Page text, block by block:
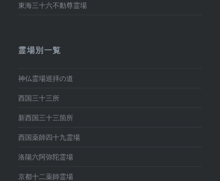
東海三十六不動尊霊場
霊場別一覧
神仏霊場巡拝の道
西国三十三所
新西国三十三箇所
西国薬師四十九霊場
洛陽六阿弥陀霊場
京都十二薬師霊場